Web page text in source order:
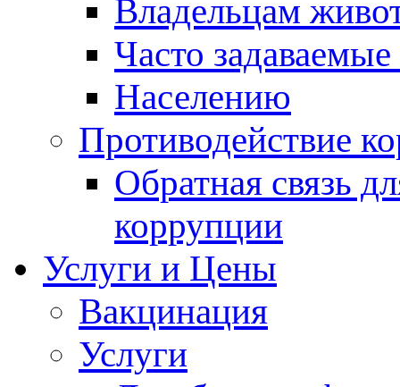
Владельцам
Часто
Населению
Противодействие
Обратная связь
коррупции
Услуги и Цены
Вакцинация
Услуги